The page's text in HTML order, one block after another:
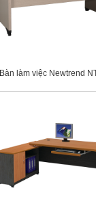
Bàn làm việc Newtrend